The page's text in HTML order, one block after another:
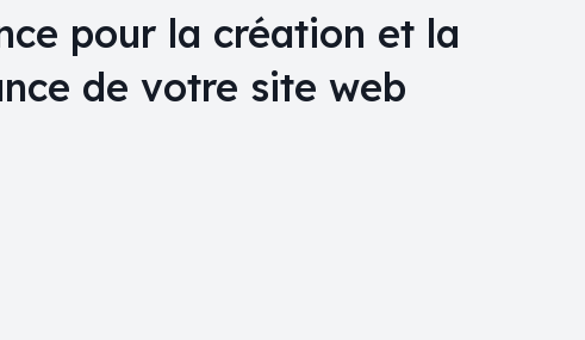
pour la création et la
de votre site web